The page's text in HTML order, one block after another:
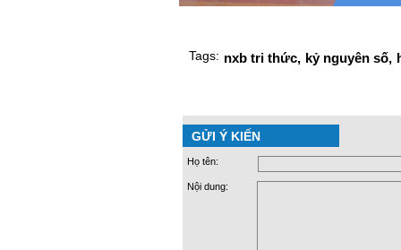
Tags: nxb tri thức, kỷ nguyên số,
GỬI Ý KIẾN
Họ tên:
Nội dung: